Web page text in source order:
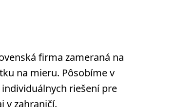
firma zameraná na
na mieru. Pôsobíme v
riešení pre
v zahraničí.